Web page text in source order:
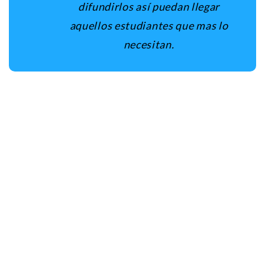
difundirlos así puedan llegar
aquellos estudiantes que mas lo
necesitan.